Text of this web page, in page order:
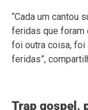
“Cada um cantou
feridas que foram
foi outra coisa, foi
feridas”,
Trap gospel,